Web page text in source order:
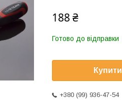
188 ₴
Готово до відправки
Купити
+380 (99) 936-47-54